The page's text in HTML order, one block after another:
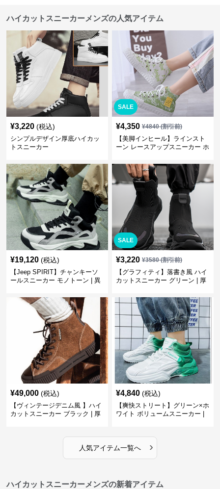
ハイカットスニーカーメンズの人気アイテム
¥3,220 (税込)
シンプルデザイン厚底ハイカッ
トスニーカー
SALE
¥4,350 ¥4840(割引前)
【美脚インヒール】ラインスト
ーン レースアップスニーカー ホ
¥19,120 (税込)
【Jeep SPIRIT】チャンキーソ
ールスニーカー モノトーン | 異
SALE
¥3,220 ¥3580(割引前)
【グラフィティ】落書き風 ハイ
カットスニーカー グリーン | 厚
¥49,000 (税込)
【ヴィンテージデニム風 】ハイ
カットスニーカー ブラック | 厚
¥4,840 (税込)
【爽快ストリート】グリーン×ホ
ワイト ボリュームスニーカー |
人気アイテム一覧へ ›
ハイカットスニーカーメンズの新着アイテム